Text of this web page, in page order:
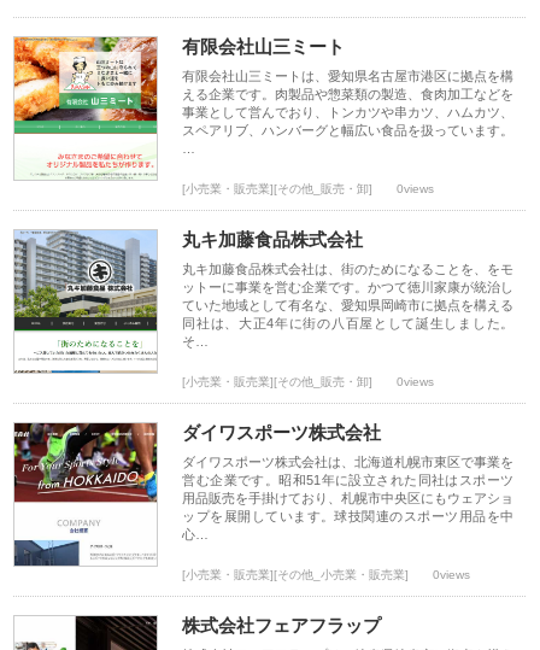
有限会社山三ミート
有限会社山三ミートは、愛知県名古屋市港区に拠点を構
える企業です。肉製品や惣菜類の製造、食肉加工などを
事業として営んでおり、トンカツや串カツ、ハムカツ、
スペアリブ、ハンバーグと幅広い食品を扱っています。
[小売業・販売業][その他_販売・卸] 0views
丸キ加藤食品株式会社
丸キ加藤食品株式会社は、街のためになることを、をモ
ットーに事業を営む企業です。かつて徳川家康が統治し
ていた地域として有名な、愛知県岡崎市に拠点を構える
同社は、大正4年に街の八百屋として誕生しました。
そ…
[小売業・販売業][その他_販売・卸] 0views
ダイワスポーツ株式会社
ダイワスポーツ株式会社は、北海道札幌市東区で事業を
営む企業です。昭和51年に設立された同社はスポーツ
用品販売を手掛けており、札幌市中央区にもウェアショ
ップを展開しています。球技関連のスポーツ用品を中
心…
[小売業・販売業][その他_小売業・販売業] 0views
株式会社フェアフラップ